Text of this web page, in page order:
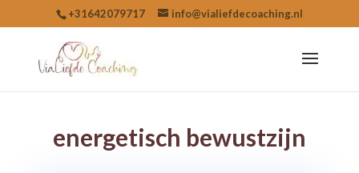
+31642079717 info@vialiefdecoaching.nl
energetisch bewustzijn